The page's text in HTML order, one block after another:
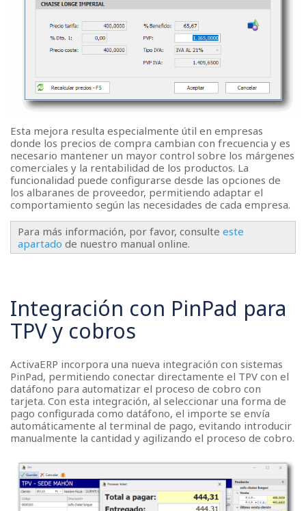
Esta mejora resulta especialmente útil en empresas
donde los precios de compra cambian con frecuencia y es
necesario mantener un mayor control sobre los márgenes
comerciales y la rentabilidad de los productos. La
funcionalidad puede configurarse desde las opciones de
los albaranes de proveedor, permitiendo adaptar el
comportamiento según las necesidades de cada empresa.
Para más información, por favor, consulte este
apartado de nuestro manual online.
Integración con PinPad para
TPV y cobros
ActivaERP incorpora una nueva integración con sistemas
PinPad, permitiendo conectar directamente el TPV con el
datáfono para automatizar el proceso de cobro con
tarjeta. Con esta integración, al seleccionar una forma de
pago configurada como datáfono, el importe se envía
automáticamente al terminal de pago, evitando introducir
manualmente la cantidad y agilizando el proceso de cobro.